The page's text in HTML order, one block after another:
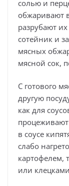
солью и
обжаривают
разрубают
сотейник и
мясных
мясной сок,
С готового
другую
как для
в соусе
слабо
картофелем,
или